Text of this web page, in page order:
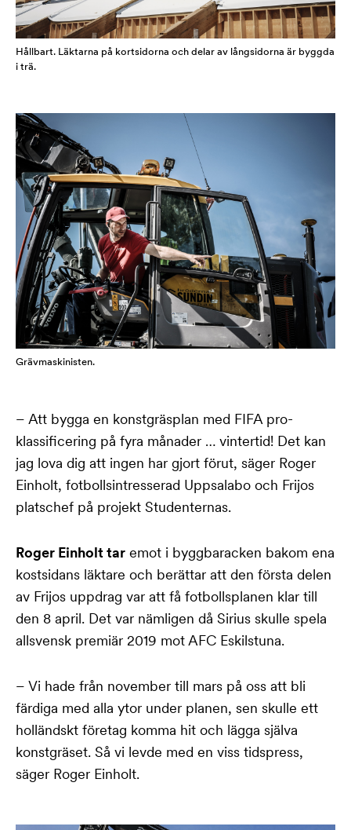
Hållbart. Läktarna på kortsidorna och delar av långsidorna är byggda
i trä.
Grävmaskinisten.
– Att bygga en konstgräsplan med FIFA pro-
klassificering på fyra månader … vintertid! Det kan
jag lova dig att ingen har gjort förut, säger Roger
Einholt, fotbollsintresserad Uppsalabo och Frijos
platschef på projekt Studenternas.
Roger Einholt tar emot i byggbaracken bakom ena
kostsidans läktare och berättar att den första delen
av Frijos uppdrag var att få fotbollsplanen klar till
den 8 april. Det var nämligen då Sirius skulle spela
allsvensk premiär 2019 mot AFC Eskilstuna.
– Vi hade från november till mars på oss att bli
färdiga med alla ytor under planen, sen skulle ett
holländskt företag komma hit och lägga själva
konstgräset. Så vi levde med en viss tidspress,
säger Roger Einholt.